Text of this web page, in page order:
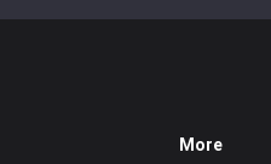
More